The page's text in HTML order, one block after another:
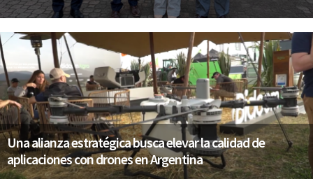
Una alianza estratégica busca elevar la calidad de
aplicaciones con drones en Argentina